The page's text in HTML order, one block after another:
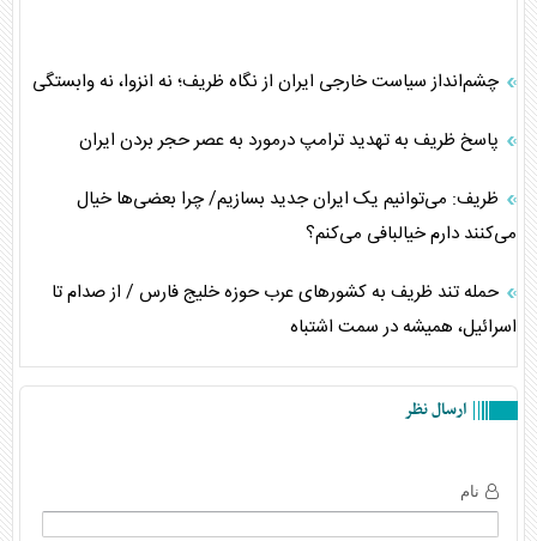
چشم‌انداز سیاست خارجی ایران از نگاه ظریف؛ نه انزوا، نه وابستگی
پاسخ ظریف به تهدید ترامپ درمورد به عصر حجر بردن ایران
ظریف: می‌توانیم یک ایران جدید بسازیم/ چرا بعضی‌ها خیال
می‌کنند دارم خیالبافی می‌کنم؟
حمله تند ظریف به کشورهای عرب حوزه خلیج فارس / از صدام تا
اسرائیل، همیشه در سمت اشتباه
ارسال نظر
نام